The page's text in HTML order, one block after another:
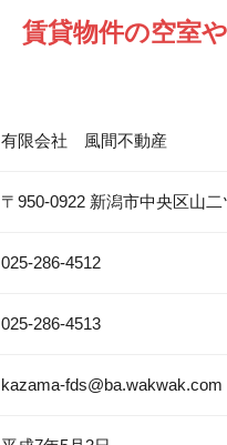
賃貸物件の空室
有限会社 風間不動産
〒950-0922 新潟市中央区山
025-286-4512
025-286-4513
kazama-fds@ba.wakwak.com